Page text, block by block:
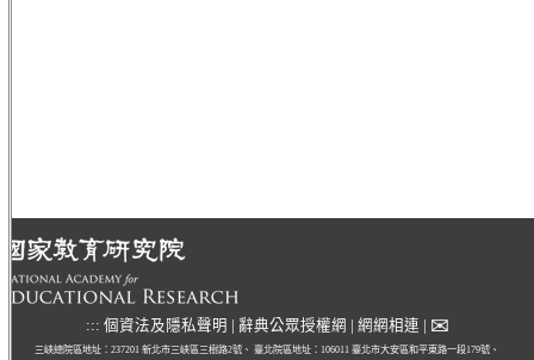
::: 個資法及隱私聲明 | 辭典公眾授權網 | 網網相連 | ✉
三峽總院區地址：237201 新北市三峽區三樹路2號、 臺北院區地址：106011 臺北市大安區和平東路一段179號、